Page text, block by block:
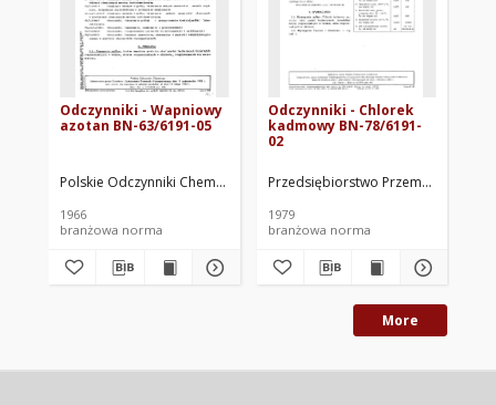
Odczynniki - Wapniowy
azotan BN-63/6191-05
Polskie Odczynniki Chemiczne. Oprac.
1966
branżowa norma
Odczynniki - Chlorek
kadmowy BN-78/6191-
02
Przedsiębiorstwo Przemysłowo-
1979
branżowa norma
More